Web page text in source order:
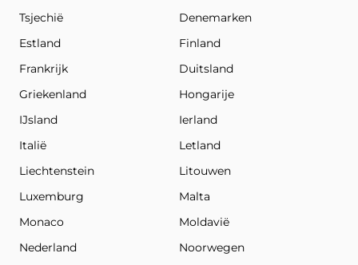
Tsjechië
Denemarken
Estland
Finland
Frankrijk
Duitsland
Griekenland
Hongarije
IJsland
Ierland
Italië
Letland
Liechtenstein
Litouwen
Luxemburg
Malta
Monaco
Moldavië
Nederland
Noorwegen